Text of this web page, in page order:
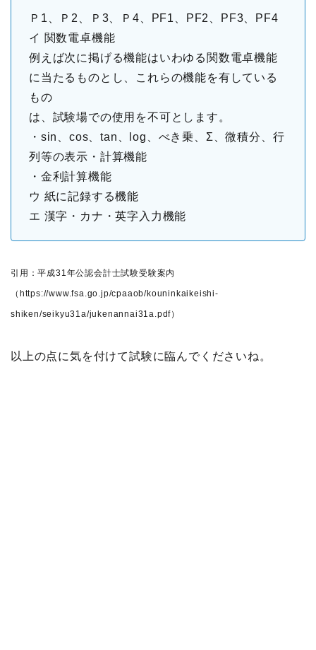
Ｐ1、Ｐ2、Ｐ3、Ｐ4、PF1、PF2、PF3、PF4
イ 関数電卓機能
例えば次に掲げる機能はいわゆる関数電卓機能
に当たるものとし、これらの機能を有している
もの
は、試験場での使用を不可とします。
・sin、cos、tan、log、べき乗、Σ、微積分、行
列等の表示・計算機能
・金利計算機能
ウ 紙に記録する機能
エ 漢字・カナ・英字入力機能
引用：平成31年公認会計士試験受験案内
（ https://www.fsa.go.jp/cpaaob/kouninkaikeishi-
shiken/seikyu31a/jukenannai31a.pdf）
以上の点に気を付けて試験に臨んでくださいね。